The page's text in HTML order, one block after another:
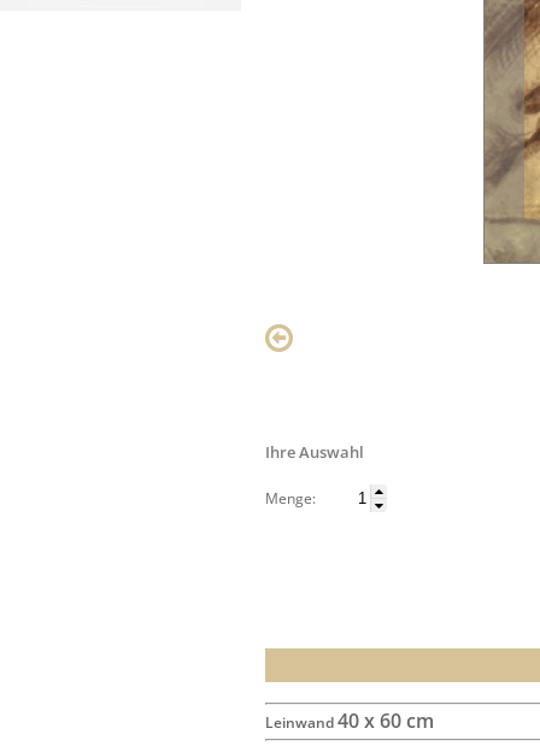
Ihre Auswahl
Menge:
Leinwand40 x 60 cm